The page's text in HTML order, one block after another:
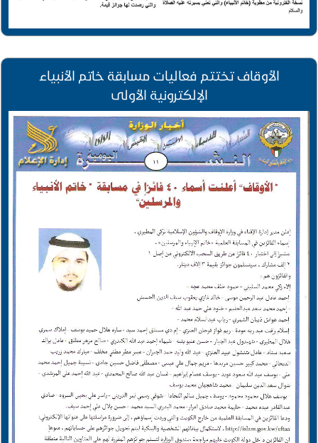
الأوقاف تختتم فعاليات مسابقة خاتم الأنبياء
الإلكترونية الأولى